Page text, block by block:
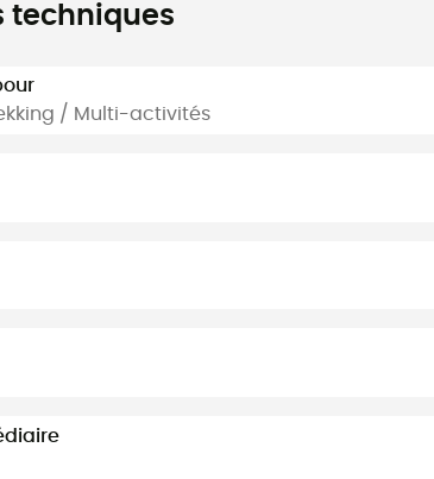
techniques
/ Multi-activités